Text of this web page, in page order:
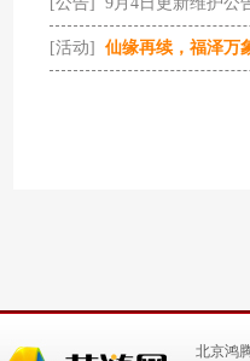
[活动] 仙缘再续，福泽万
北京鸿